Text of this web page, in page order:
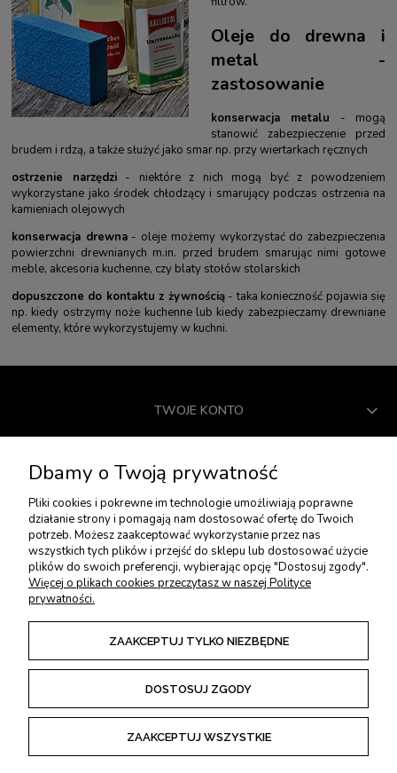
Oleje do drewna i
metal -
zastosowanie
konserwacja metalu - mogą
stanowić zabezpieczenie przed
brudem i rdzą, a także służyć jako smar np. przywiertarkach ręcznych
ostrzenie narzędzi- niektóre z nich mogą być z powodzeniem
wykorzystane jako środek chłodzący i smarujący podczas ostrzenia na
kamieniach olejowych
konserwacja drewna- oleje możemy wykorzystać do zabezpieczenia
powierzchni drewnianych m.in. przed brudem smarując nimi gotowe
meble, akcesoria kuchenne, czy blaty stołów stolarskich
dopuszczone do kontaktu z żywnością- taka konieczność pojawia się
np. kiedy ostrzymy noże kuchenne lub kiedy zabezpieczamy drewniane
elementy, które wykorzystujemy w kuchni.
TWOJE KONTO
USŁUGI DODATKOWE
PŁATNOŚCI I DOSTAWA
ZWROTY I REKLAMACJE
POKAŻ PEŁNĄ WERSJĘ STRONY
Sklep internetowy Shoper Premium
Dbamy o Twoją prywatność
Pliki cookies i pokrewne im technologie umożliwiają poprawne
działanie strony i pomagają nam dostosować ofertę do Twoich
potrzeb. Możesz zaakceptować wykorzystanie przez nas
wszystkich tych plików i przejść do sklepu lub dostosować użycie
plików do swoich preferencji, wybierając opcję "Dostosuj zgody".
Więcej o plikach cookies przeczytasz w naszej Polityce
prywatności.
ZAAKCEPTUJ TYLKO NIEZBĘDNE
DOSTOSUJ ZGODY
ZAAKCEPTUJ WSZYSTKIE